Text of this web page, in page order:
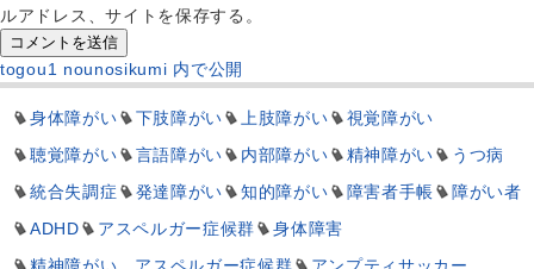
ルアドレス、サイトを保存する。
投
稿
ナ
ー
シ
togou1 nounosikumi 内で公開
身体障がい 下肢障がい 上肢障がい
視覚障がい
聴覚障がい
言語障がい 内部障がい 精神障がい
うつ病
統合失調症
発達障がい 知的障がい 障害者手帳
障がい者
ADHD
アスペルガー症候群
身体障害
精神障がい アスペルガー症候群
アンプティサッカー